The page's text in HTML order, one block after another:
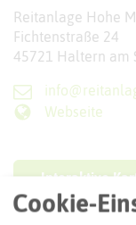
Reitanlage Hohe
Fichtenstraße 24
45721 Haltern am
Webseite
Interaktive
Cookie-